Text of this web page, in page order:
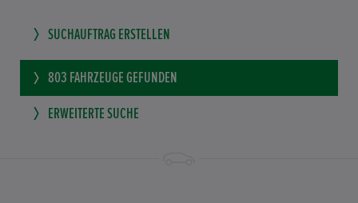
SUCHAUFTRAG ERSTELLEN
803 FAHRZEUGE GEFUNDEN
ERWEITERTE SUCHE